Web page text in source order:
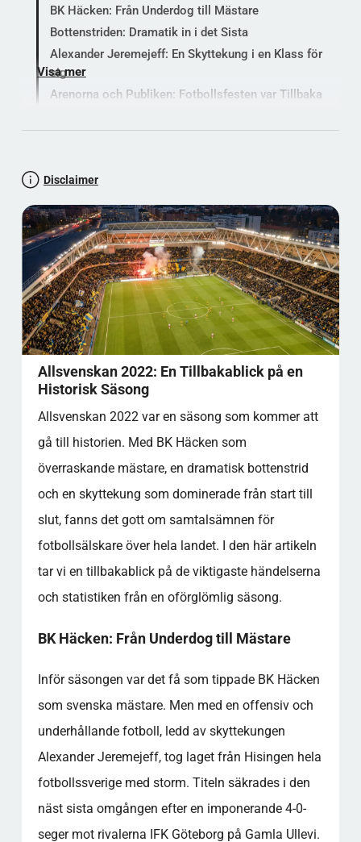
Disclaimer
Allsvenskan 2022: En Tillbakablick på en
Historisk Säsong
Allsvenskan 2022 var en säsong som kommer att
gå till historien. Med BK Häcken som
överraskande mästare, en dramatisk bottenstrid
och en skyttekung som dominerade från start till
slut, fanns det gott om samtalsämnen för
fotbollsälskare över hela landet. I den här artikeln
tar vi en tillbakablick på de viktigaste händelserna
och statistiken från en oförglömlig säsong.
BK Häcken: Från Underdog till Mästare
Inför säsongen var det få som tippade BK Häcken
som svenska mästare. Men med en offensiv och
underhållande fotboll, ledd av skyttekungen
Alexander Jeremejeff, tog laget från Hisingen hela
fotbollssverige med storm. Titeln säkrades i den
näst sista omgången efter en imponerande 4-0-
seger mot rivalerna IFK Göteborg på Gamla Ullevi.
BK Häcken: Från Underdog till Mästare
Bottenstriden: Dramatik in i det Sista
Alexander Jeremejeff: En Skyttekung i en Klass för
sig
Arenorna och Publiken: Fotbollsfesten var Tillbaka
Visa mer